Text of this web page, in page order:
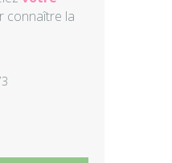
connaître la